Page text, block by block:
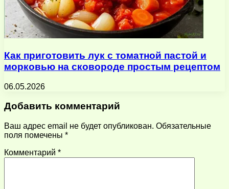
Как приготовить лук с томатной пастой и
морковью на сковороде простым рецептом
06.05.2026
Добавить комментарий
Ваш адрес email не будет опубликован. Обязательные
поля помечены *
Комментарий *